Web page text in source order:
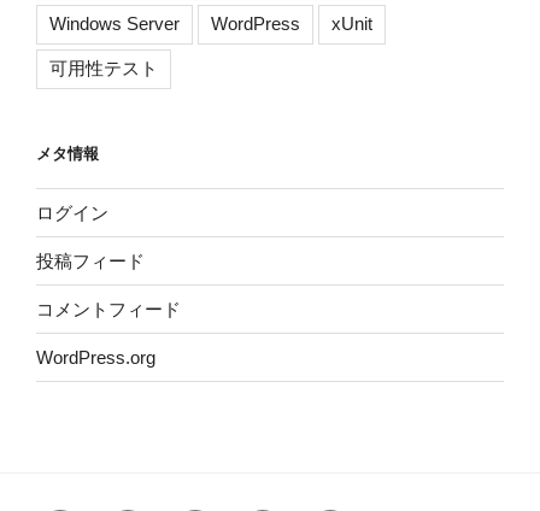
Windows Server WordPress xUnit
可用性テスト
メタ情報
ログイン
投稿フィード
コメントフィード
WordPress.org